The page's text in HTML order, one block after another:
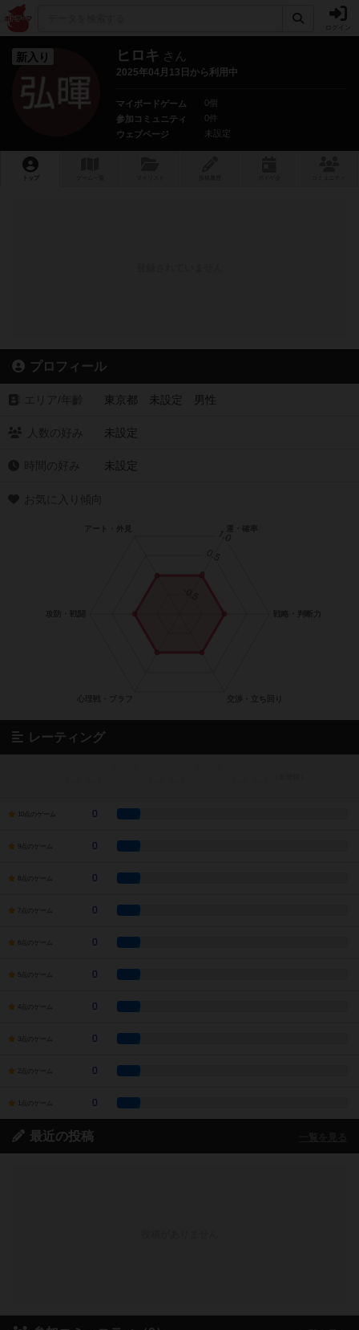
新入り ヒロキ さん
2025年04月13日から利用中
マイボードゲーム
0個
参加コミュニティ
0件
ウェブページ
未設定
トップ
プロフィール
東京都 未設定 男性
未設定
未設定
レーティング
10点のゲーム 0
9点のゲーム 0
8点のゲーム 0
7点のゲーム 0
6点のゲーム 0
5点のゲーム 0
4点のゲーム 0
3点のゲーム 0
2点のゲーム 0
1点のゲーム 0
最近の投稿